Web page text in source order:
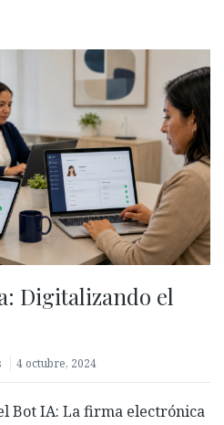
Digitalizando el
4 octubre, 2024
Bot IA: La firma electrónica